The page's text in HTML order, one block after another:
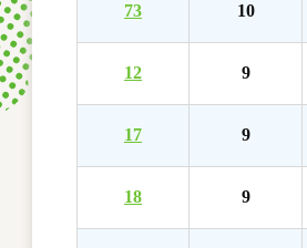
73 10
12 9
17 9
18 9